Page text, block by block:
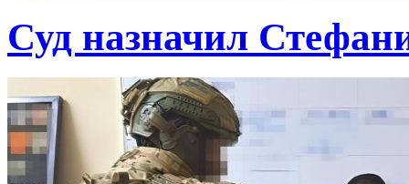
Суд назначил